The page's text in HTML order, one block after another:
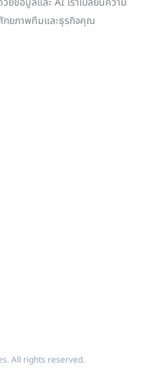
กยภาพทีมและธุรกิจคุณ
All rights reserved.